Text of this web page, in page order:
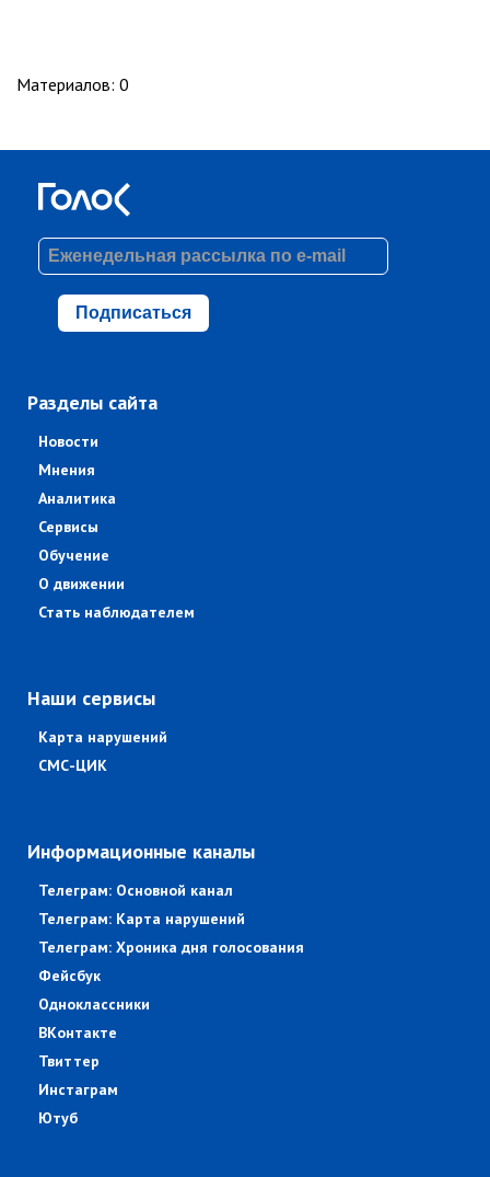
Материалов: 0
Подписаться
Разделы сайта
Новости
Мнения
Аналитика
Сервисы
Обучение
О движении
Стать наблюдателем
Наши сервисы
Карта нарушений
СМС-ЦИК
Информационные каналы
Телеграм: Основной канал
Телеграм: Карта нарушений
Телеграм: Хроника дня голосования
Фейсбук
Одноклассники
ВКонтакте
Твиттер
Инстаграм
Ютуб